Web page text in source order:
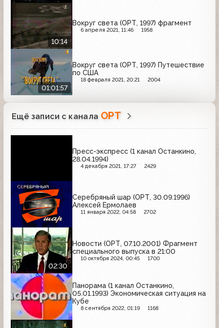
10:14
Вокруг света (ОРТ, 1997) фрагмент
6 апреля 2021, 11:46 1958
01:01:57
Вокруг света (ОРТ, 1997) Путешествие
по США
18 февраля 2021, 20:21 2004
Ещё записи с канала ОРТ
Пресс-экспресс (1 канал Останкино,
28.04.1994)
4 декабря 2021, 17:27 2429
Серебряный шар (ОРТ, 30.09.1996)
Алексей Ермолаев
11 января 2022, 04:58 2702
02:30
Новости (ОРТ, 07.10.2001) Фрагмент
специального выпуска в 21:00
10 октября 2024, 00:45 1700
Панорама (1 канал Останкино,
05.01.1993) Экономическая ситуация на
Кубе
8 сентября 2022, 01:19 1168